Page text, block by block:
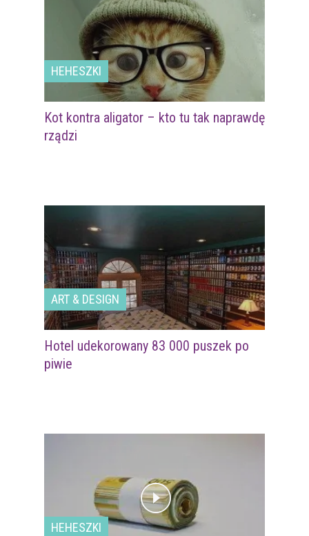
HEHESZKI
Kot kontra aligator – kto tu tak naprawdę
rządzi
ART & DESIGN
Hotel udekorowany 83 000 puszek po
piwie
HEHESZKI